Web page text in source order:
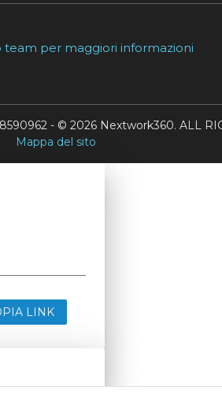
team per maggiori informazioni
- © 2026 Nextwork360. ALL
Mappa del sito
LINK